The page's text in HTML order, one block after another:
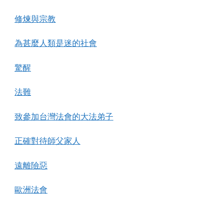
修煉與宗教
為甚麼人類是迷的社會
驚醒
法難
致參加台灣法會的大法弟子
正確對待師父家人
遠離險惡
歐洲法會